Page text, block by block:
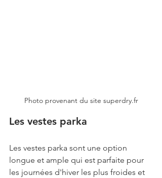
Photo provenant du site superdry.fr
Les vestes parka
Les vestes parka sont une option
longue et ample qui est parfaite pour
les journées d'hiver les plus froides et